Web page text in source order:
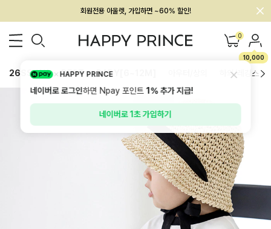
멤버십 최대 28,000원 혜택
0
10,000
26SS 신상 BEST BABY[6~12M] 하의/레깅스
HAPPY PRINCE
네이버로 로그인하면 Npay 포인트1%추가 지급!
네이버로 1초 가입하기